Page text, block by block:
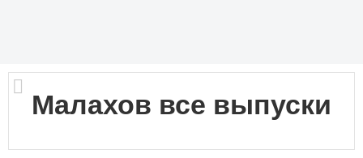
Малахов все выпуски